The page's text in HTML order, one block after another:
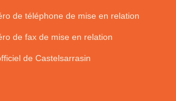
de téléphone de mise en relation
de fax de mise en relation
de Castelsarrasin